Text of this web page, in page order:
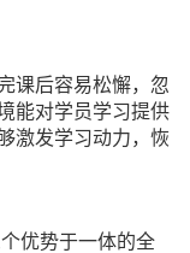
后容易松懈，忽
能对学员学习提供
激发学习动力，恢
优势于一体的全